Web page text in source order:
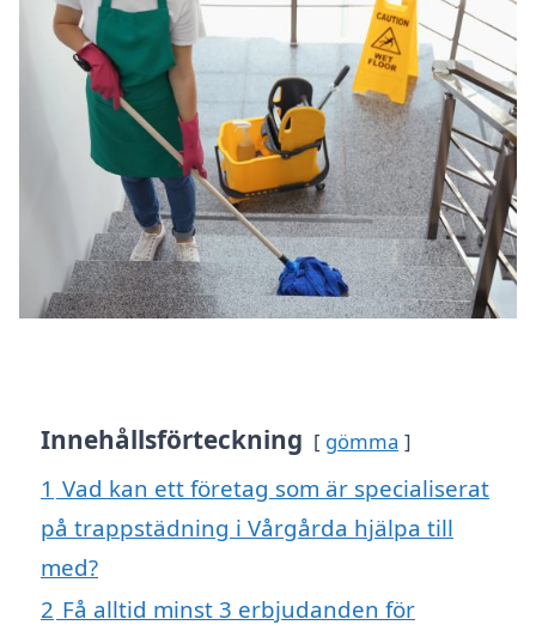
Innehållsförteckning gömma
1 Vad kan ett företag som är specialiserat
på trappstädning i Vårgårda hjälpa till
med?
2 Få alltid minst 3 erbjudanden för